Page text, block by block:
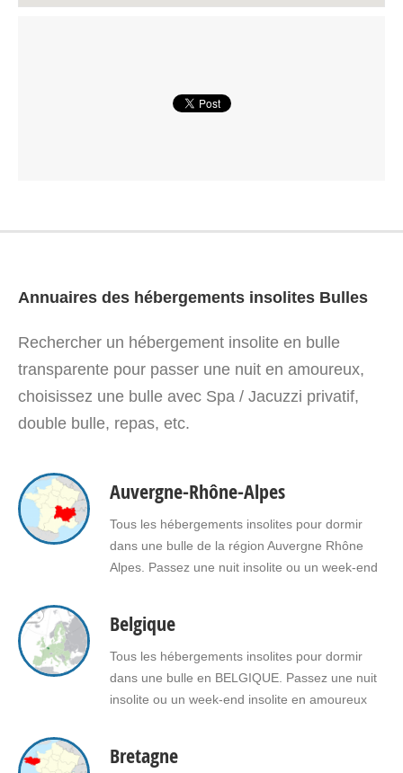
Annuaires des hébergements insolites Bulles
Rechercher un hébergement insolite en bulle
transparente pour passer une nuit en amoureux,
choisissez une bulle avec Spa / Jacuzzi privatif,
double bulle, repas, etc.
Auvergne-Rhône-Alpes
Tous les hébergements insolites pour dormir
dans une bulle de la région Auvergne Rhône
Alpes. Passez une nuit insolite ou un week-end
séjour insolite avec jacuzzi, spa, sauna dans
une bulle en Auvergne Rhône Alpes pour vous
ou pour…
Belgique
Tous les hébergements insolites pour dormir
dans une bulle en BELGIQUE. Passez une nuit
insolite ou un week-end insolite en amoureux
une bulle en Belgique pour vous ou pour offrir
Bretagne